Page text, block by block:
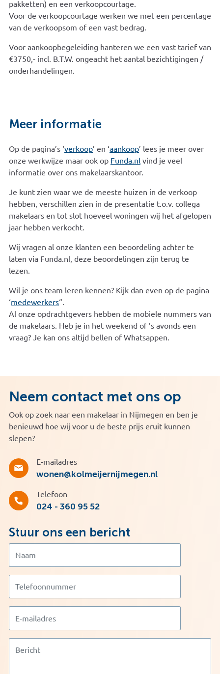
pakketten) en een verkoopcourtage.
Voor de verkoopcourtage werken we met een percentage
van de verkoopsom of een vast bedrag.
Voor aankoopbegeleiding hanteren we een vast tarief van
€3750,- incl. B.T.W. ongeacht het aantal bezichtigingen /
onderhandelingen.
Meer informatie
Op de pagina’s ‘verkoop’ en ‘aankoop’ lees je meer over
onze werkwijze maar ook op Funda.nl vind je veel
informatie over ons makelaarskantoor.
Je kunt zien waar we de meeste huizen in de verkoop
hebben, verschillen zien in de presentatie t.o.v. collega
makelaars en tot slot hoeveel woningen wij het afgelopen
jaar hebben verkocht.
Wij vragen al onze klanten een beoordeling achter te
laten via Funda.nl, deze beoordelingen zijn terug te
lezen.
Wil je ons team leren kennen? Kijk dan even op de pagina
‘medewerkers“.
Al onze opdrachtgevers hebben de mobiele nummers van
de makelaars. Heb je in het weekend of ’s avonds een
vraag? Je kan ons altijd bellen of Whatsappen.
Neem contact met ons op
Ook op zoek naar een makelaar in Nijmegen en ben je
benieuwd hoe wij voor u de beste prijs eruit kunnen
slepen?
E-mailadres
wonen@kolmeijernijmegen.nl
Telefoon
024 - 360 95 52
Stuur ons een bericht